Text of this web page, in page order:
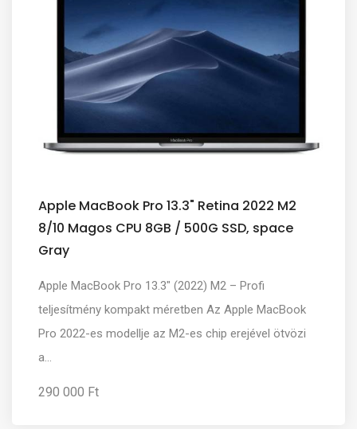
Apple MacBook Pro 13.3" Retina 2022 M2
8/10 Magos CPU 8GB / 500G SSD, space
Gray
Apple MacBook Pro 13.3" (2022) M2 – Profi
teljesítmény kompakt méretben Az Apple MacBook
Pro 2022-es modellje az M2-es chip erejével ötvözi
a...
290 000 Ft